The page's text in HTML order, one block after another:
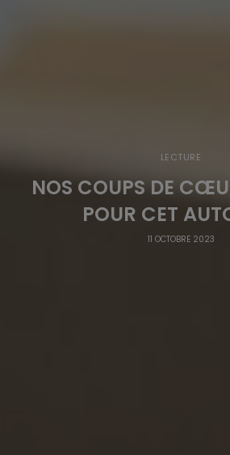
LECTURE
NOS COUPS DE
POUR CET
11 OCTOBRE 2023